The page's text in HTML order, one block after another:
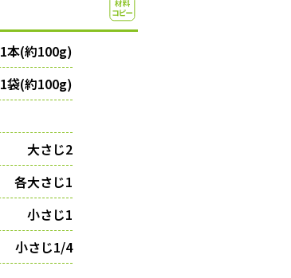
1本(約100g)
1袋(約100g)
大さじ2
各大さじ1
小さじ1
小さじ1/4